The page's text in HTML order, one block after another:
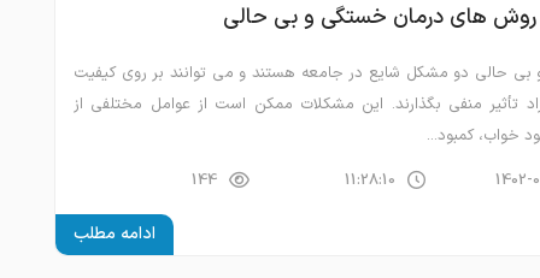
ادامه مطلب
روش های درمان خستگی و بی حالی
حالی دو مشکل شایع در جامعه هستند و می توانند بر روی کیفیت
تأثیر منفی بگذارند. این مشکلات ممکن است از عوامل مختلفی از
خواب، کمبود...
1402-
11:28:10
144